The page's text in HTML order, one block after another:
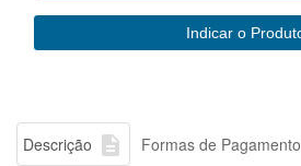
Descrição  Formas de Pagamento